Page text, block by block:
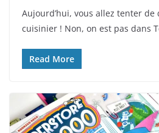
Aujourd’hui, vous allez tenter
cuisinier ! Non, on est pas dans
Read More